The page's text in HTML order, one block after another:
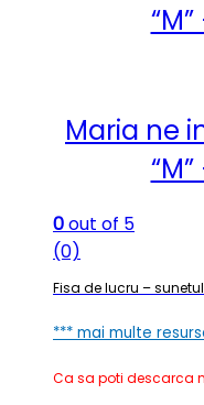
Maria ne
0out of 5
(0)
Fisa de lucru –
*** mai multe
Ca sa poti descarca